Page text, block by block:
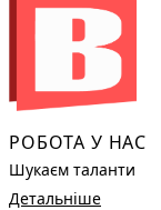
РОБОТА У НАС
Шукаєм таланти
Детальніше